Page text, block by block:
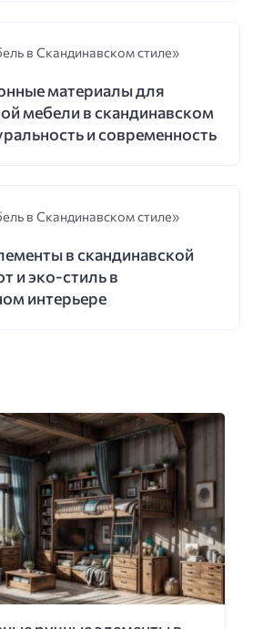
в Скандинавском стиле»
материалы для
мебели в скандинавском
и современность
в Скандинавском стиле»
в скандинавской
и эко-стиль в
интерьере